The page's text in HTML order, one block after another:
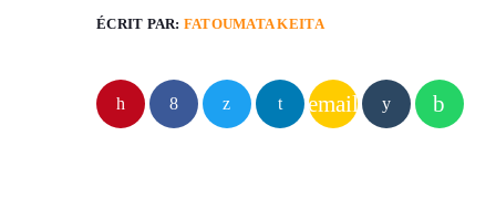
ÉCRIT PAR: FATOUMATA KEITA
email